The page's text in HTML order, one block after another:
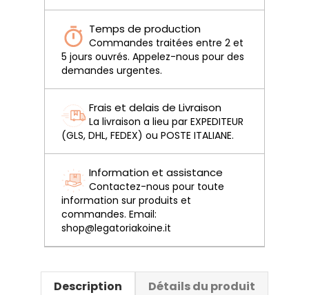
Temps de production
Commandes traitées entre 2 et
5 jours ouvrés. Appelez-nous pour des
demandes urgentes.
Frais et delais de Livraison
La livraison a lieu par EXPEDITEUR
(GLS, DHL, FEDEX) ou POSTE ITALIANE.
Information et assistance
Contactez-nous pour toute
information sur produits et
commandes. Email:
shop@legatoriakoine.it
Description Détails du produit